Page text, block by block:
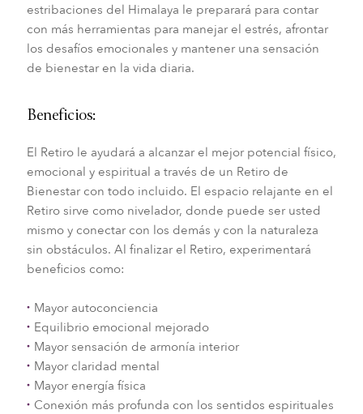
estribaciones del Himalaya le preparará para contar
con más herramientas para manejar el estrés, afrontar
los desafíos emocionales y mantener una sensación
de bienestar en la vida diaria.
Beneficios:
El Retiro le ayudará a alcanzar el mejor potencial físico,
emocional y espiritual a través de un Retiro de
Bienestar con todo incluido. El espacio relajante en el
Retiro sirve como nivelador, donde puede ser usted
mismo y conectar con los demás y con la naturaleza
sin obstáculos. Al finalizar el Retiro, experimentará
beneficios como:
Mayor autoconciencia
Equilibrio emocional mejorado
Mayor sensación de armonía interior
Mayor claridad mental
Mayor energía física
Conexión más profunda con los sentidos espirituales